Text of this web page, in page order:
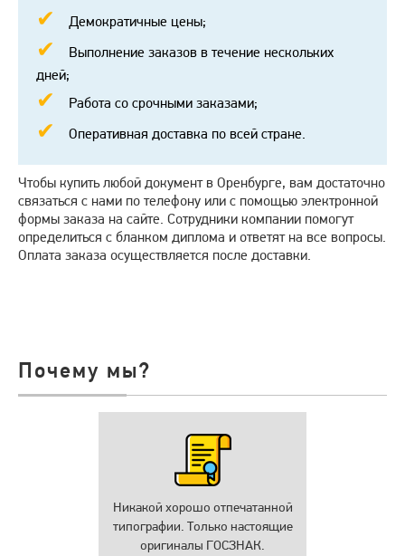
Демократичные цены;
Выполнение заказов в течение нескольких
дней;
Работа со срочными заказами;
Оперативная доставка по всей стране.
Чтобы купить любой документ в Оренбурге, вам достаточно
связаться с нами по телефону или с помощью электронной
формы заказа на сайте. Сотрудники компании помогут
определиться с бланком диплома и ответят на все вопросы.
Оплата заказа осуществляется после доставки.
Почему мы?
Никакой хорошо отпечатанной
типографии. Только настоящие
оригиналы ГОСЗНАК.